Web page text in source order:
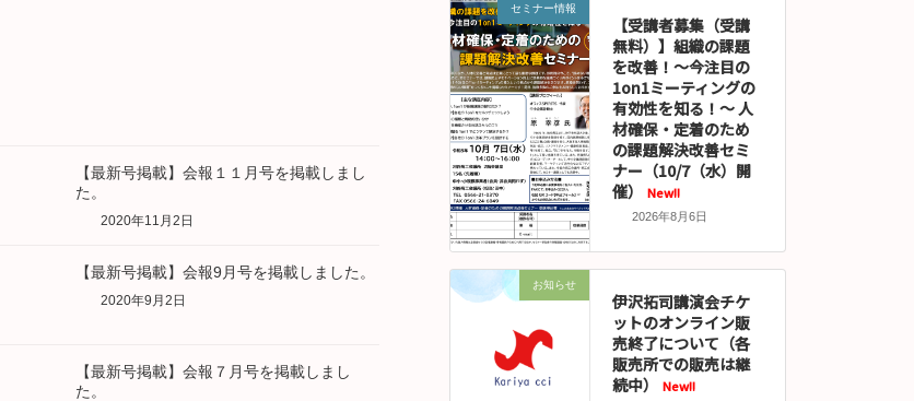
【最新号掲載】会報１１月号を掲載しまし
た。
2020年11月2日
【最新号掲載】会報9月号を掲載しました。
2020年9月2日
【最新号掲載】会報７月号を掲載しまし
た。
セミナー情報
【受講者募集（受講
無料）】組織の課題
を改善！～今注目の
1on1ミーティングの
有効性を知る！～ 人
材確保・定着のため
の課題解決改善セミ
ナー（10/7（水）開
催）
New!!
2026年8月6日
お知らせ
伊沢拓司講演会チケ
ットのオンライン販
売終了について（各
販売所での販売は継
続中）
New!!